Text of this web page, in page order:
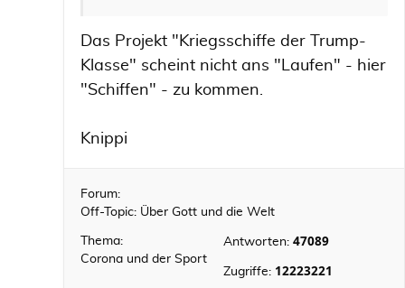
Das Projekt "Kriegsschiffe der Trump-
Klasse" scheint nicht ans "Laufen" - hier
"Schiffen" - zu kommen.
Knippi
Forum:
Off-Topic: Über Gott und die Welt
Thema:
Corona und der Sport
Antworten: 47089
Zugriffe: 12223221